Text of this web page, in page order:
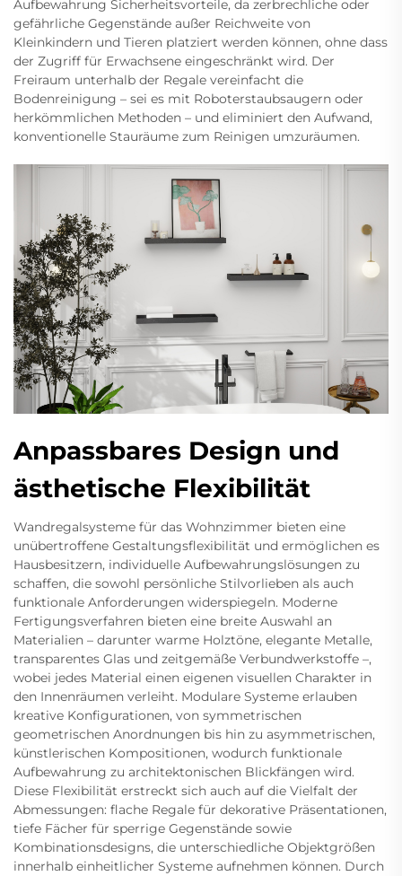
Aufbewahrung Sicherheitsvorteile, da zerbrechliche oder
gefährliche Gegenstände außer Reichweite von
Kleinkindern und Tieren platziert werden können, ohne dass
der Zugriff für Erwachsene eingeschränkt wird. Der
Freiraum unterhalb der Regale vereinfacht die
Bodenreinigung – sei es mit Roboterstaubsaugern oder
herkömmlichen Methoden – und eliminiert den Aufwand,
konventionelle Stauräume zum Reinigen umzuräumen.
Anpassbares Design und
ästhetische Flexibilität
Wandregalsysteme für das Wohnzimmer bieten eine
unübertroffene Gestaltungsflexibilität und ermöglichen es
Hausbesitzern, individuelle Aufbewahrungslösungen zu
schaffen, die sowohl persönliche Stilvorlieben als auch
funktionale Anforderungen widerspiegeln. Moderne
Fertigungsverfahren bieten eine breite Auswahl an
Materialien – darunter warme Holztöne, elegante Metalle,
transparentes Glas und zeitgemäße Verbundwerkstoffe –,
wobei jedes Material einen eigenen visuellen Charakter in
den Innenräumen verleiht. Modulare Systeme erlauben
kreative Konfigurationen, von symmetrischen
geometrischen Anordnungen bis hin zu asymmetrischen,
künstlerischen Kompositionen, wodurch funktionale
Aufbewahrung zu architektonischen Blickfängen wird.
Diese Flexibilität erstreckt sich auch auf die Vielfalt der
Abmessungen: flache Regale für dekorative Präsentationen,
tiefe Fächer für sperrige Gegenstände sowie
Kombinationsdesigns, die unterschiedliche Objektgrößen
innerhalb einheitlicher Systeme aufnehmen können. Durch